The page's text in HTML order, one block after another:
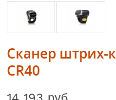
Cканер штрих-
CR40